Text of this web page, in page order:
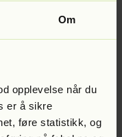
Om
opplevelse når du
er å sikre
føre statistikk, og